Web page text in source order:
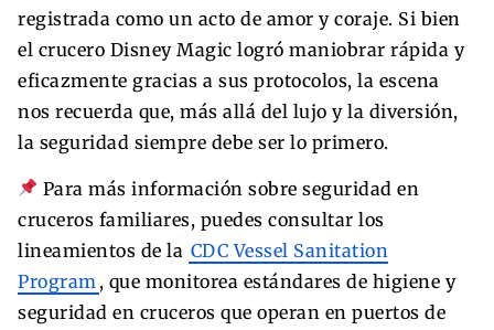
registrada como un acto de amor y coraje. Si bien
el crucero Disney Magic logró maniobrar rápida y
eficazmente gracias a sus protocolos, la escena
nos recuerda que, más allá del lujo y la diversión,
la seguridad siempre debe ser lo primero.
Para más información sobre seguridad en
cruceros familiares, puedes consultar los
lineamientos de la CDC Vessel Sanitation
Program , que monitorea estándares de higiene y
seguridad en cruceros que operan en puertos de